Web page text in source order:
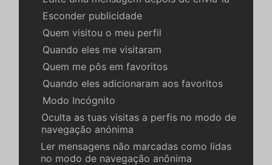
Esconder publicidade
Quem visitou o meu perfil
Quando eles me visitaram
Quem me pôs em favoritos
Quando eles adicionaram aos favoritos
Modo Incógnito
Oculta as tuas visitas a perfis no modo de
navegação anónima
Ler mensagens não marcadas como lidas
no modo de navegação anônima